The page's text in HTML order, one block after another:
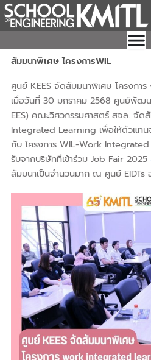
Skip
to
สัมมนาพิเศษ ไครงการWIL
ศูนย์ KEES จัดสัมมนาพิเศษ โครงก
เมื่อวันที่ 30 มกราคม 2568 ศูนย์พัฒ
EES) คณะวิศวกรรมศาสตร์ สจล. จัด
Integrated Learning เพื่อให้ตัวแทน
กับ โครงการ WIL-Work
รับจากบริษัทที่เข้าร่วม Job Fair 2025
สัมมนาเป็นจำนวนมาก ณ ศูนย์ EIDTs